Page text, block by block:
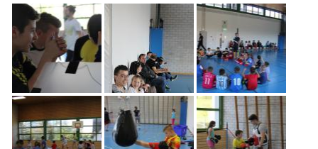
Agenda
Netzwerk
Spenden
Jobs